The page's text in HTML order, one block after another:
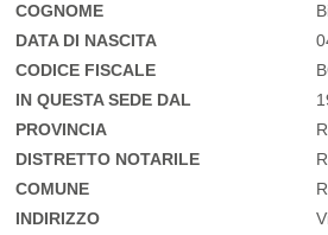
COGNOME
DATA DI NASCITA
CODICE FISCALE
IN QUESTA SEDE DAL
PROVINCIA
DISTRETTO NOTARILE
COMUNE
INDIRIZZO